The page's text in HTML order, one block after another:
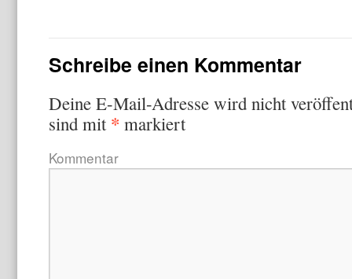
Schreibe einen Kommentar
Deine E-Mail-Adresse wird nicht
sind mit * markiert
Kommentar